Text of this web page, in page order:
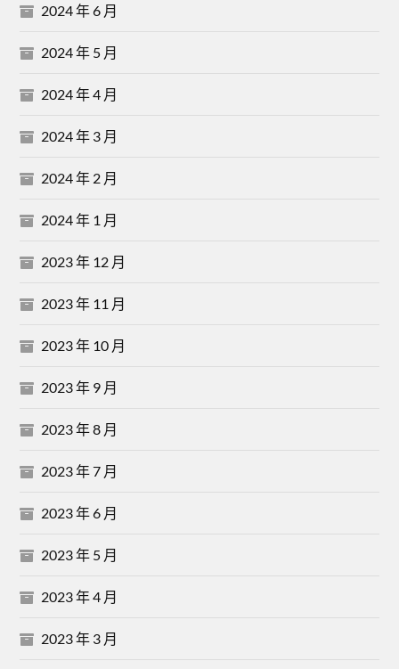
2024 年 6 月
2024 年 5 月
2024 年 4 月
2024 年 3 月
2024 年 2 月
2024 年 1 月
2023 年 12 月
2023 年 11 月
2023 年 10 月
2023 年 9 月
2023 年 8 月
2023 年 7 月
2023 年 6 月
2023 年 5 月
2023 年 4 月
2023 年 3 月